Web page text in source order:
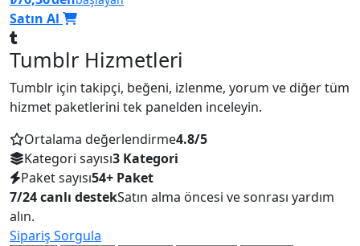
Satın Al
Tumblr Hizmetleri
Tumblr için takipçi, beğeni, izlenme, yorum ve diğer tüm
hizmet paketlerini tek panelden inceleyin.
Ortalama değerlendirme4.8/5
Kategori sayısı3 Kategori
Paket sayısı54+ Paket
7/24 canlı destekSatın alma öncesi ve sonrası yardım
alın.
Sipariş Sorgula